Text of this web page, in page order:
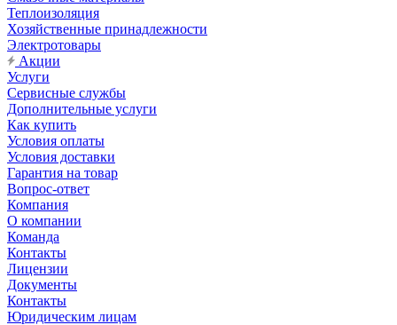
Теплоизоляция
Хозяйственные принадлежности
Электротовары
Акции
Услуги
Сервисные службы
Дополнительные услуги
Как купить
Условия оплаты
Условия доставки
Гарантия на товар
Вопрос-ответ
Компания
О компании
Команда
Контакты
Лицензии
Документы
Контакты
Юридическим лицам